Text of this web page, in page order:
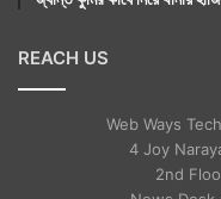
REACH US
Web Ways
4 Joy
2nd